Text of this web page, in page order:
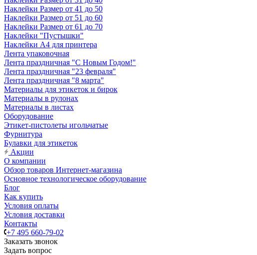
Наклейки Размер от 41 до 50
Наклейки Размер от 51 до 60
Наклейки Размер от 61 до 70
Наклейки "Пустышки"
Наклейки А4 для принтера
Лента упаковочная
Лента праздничная "С Новым Годом!"
Лента праздничная "23 февраля"
Лента праздничная "8 марта"
Материалы для этикеток и бирок
Материалы в рулонах
Материалы в листах
Оборудование
Этикет-пистолеты игольчатые
Фурнитура
Булавки для этикеток
Акции
О компании
Обзор товаров Интернет-магазина
Основное технологическое оборудование
Блог
Как купить
Условия оплаты
Условия доставки
Контакты
+7 495 660-79-02
Заказать звонок
Задать вопрос